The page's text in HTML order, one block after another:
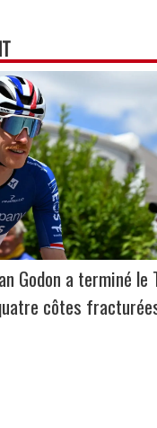
Godon a terminé le
côtes